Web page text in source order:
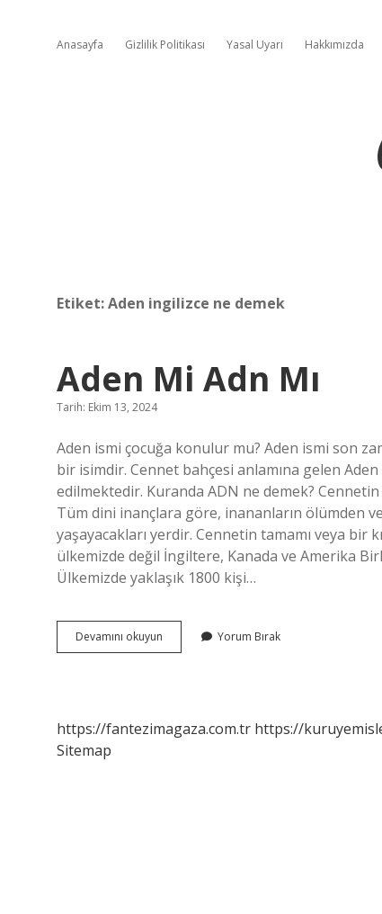
Anasayfa Gizlilik Politikası Yasal Uyarı Hakkımızda
Etiket:Aden ingilizce ne demek
Aden Mi Adn Mı
Tarih: Ekim 13, 2024
Aden ismi çocuğa konulur mu? Aden ismi son
bir isimdir. Cennet bahçesi anlamına gelen
edilmektedir. Kuranda ADN ne demek?
Tüm dini inançlara göre, inananların ölümden
yaşayacakları yerdir. Cennetin tamamı veya bir
ülkemizde değil İngiltere, Kanada ve Amerika
Ülkemizde yaklaşık 1800 kişi…
Devamını okuyun
Mi
Yorum Bırak
https://fantezimagaza.com.tr https://
Sitemap